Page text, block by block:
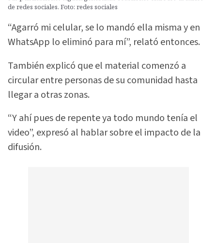
de redes sociales. Foto: redes sociales
“Agarró mi celular, se lo mandó ella misma y en
WhatsApp lo eliminó para mí”, relató entonces.
También explicó que el material comenzó a
circular entre personas de su comunidad hasta
llegar a otras zonas.
“Y ahí pues de repente ya todo mundo tenía el
video”, expresó al hablar sobre el impacto de la
difusión.